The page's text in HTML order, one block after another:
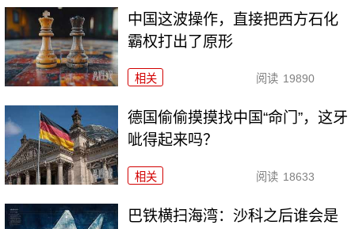
中国这波操作，直接把西方石化
霸权打出了原形
相关 阅读 19890
德国偷偷摸摸找中国“命门”，这牙
呲得起来吗？
相关 阅读 18633
巴铁横扫海湾：沙科之后谁会是